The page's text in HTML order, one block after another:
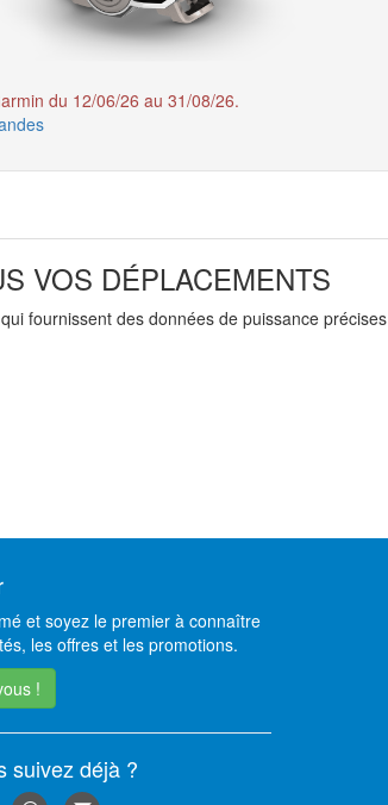
du 12/06/26 au 31/08/26.
VOS DÉPLACEMENTS
fournissent des données de puissance précises
et soyez le premier à connaître
les offres et les promotions.
!
suivez déjà ?